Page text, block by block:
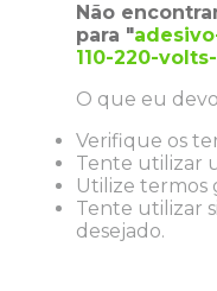
Não
para "
110-220-
O que eu
Verifique os
Tente utilizar
Utilize termos
Tente utilizar
desejado.